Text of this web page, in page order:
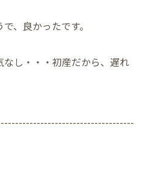
、良かったです。
し・・・初産だから、遅れ